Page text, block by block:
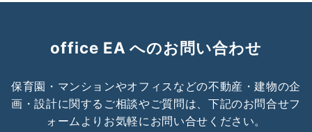
office EA へのお問い合わせ
保育園・マンションやオフィスなどの不動産・建物の企
画・設計に関するご相談やご質問は、下記のお問合せフ
ォームよりお気軽にお問い合せください。